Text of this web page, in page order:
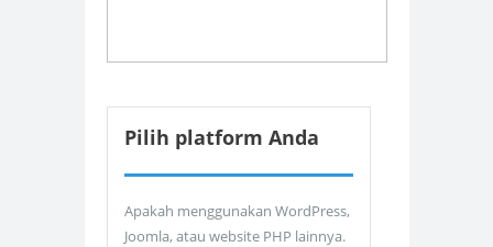
Pilih platform Anda
Apakah menggunakan WordPress,
Joomla, atau website PHP lainnya.